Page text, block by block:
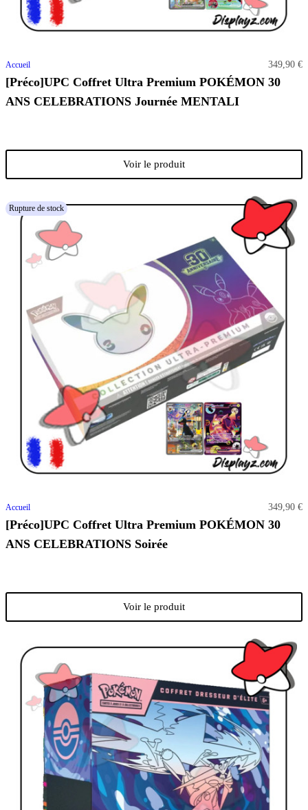
Accueil 349,90 €
[Préco]UPC Coffret Ultra Premium POKÉMON 30
ANS CELEBRATIONS Journée MENTALI
Voir le produit
Rupture de stock
Accueil 349,90 €
[Préco]UPC Coffret Ultra Premium POKÉMON 30
ANS CELEBRATIONS Soirée
Voir le produit